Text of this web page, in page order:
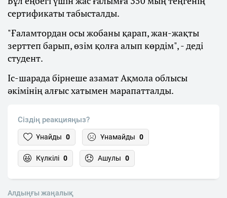
сертификаты табысталды.
"Ғаламтордан осы жобаны қарап, жан-жақты
зерттеп барып, өзім қолға алып көрдім", - деді
студент.
Іс-шарада бірнеше азамат Ақмола облысы
әкімінің алғыс хатымен марапатталды.
Сіздің реакцияңыз?
Ұнайды 0 Ұнамайды 0
Күлкілі 0 Ашулы 0
Алдыңғы жаңалық